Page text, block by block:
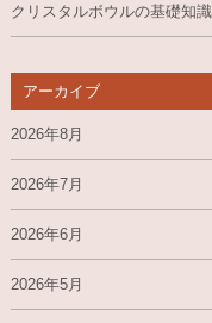
クリスタルボウルの基礎知識
アーカイブ
2026年8月
2026年7月
2026年6月
2026年5月